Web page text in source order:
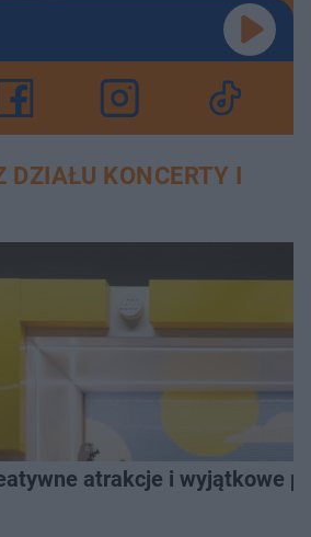
DZIAŁU KONCERTY I
atrakcje i wyjątkowe